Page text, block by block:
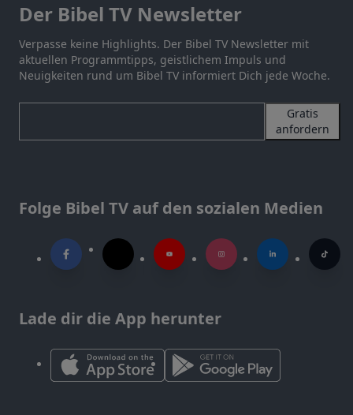
Der Bibel TV Newsletter
Verpasse keine Highlights. Der Bibel TV Newsletter mit
aktuellen Programmtipps, geistlichem Impuls und
Neuigkeiten rund um Bibel TV informiert Dich jede Woche.
Gratis
anfordern
Folge Bibel TV auf den sozialen Medien
Lade dir die App herunter